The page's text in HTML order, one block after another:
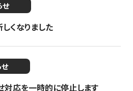
せ
くなりました
応を一時的に停止します